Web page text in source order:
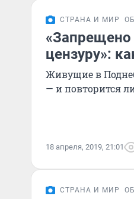
СТРАНА И МИР
«Запрещено
цензуру»:
Живущие в
— и повторится
18 апреля, 2019, 21:01
СТРАНА И МИР